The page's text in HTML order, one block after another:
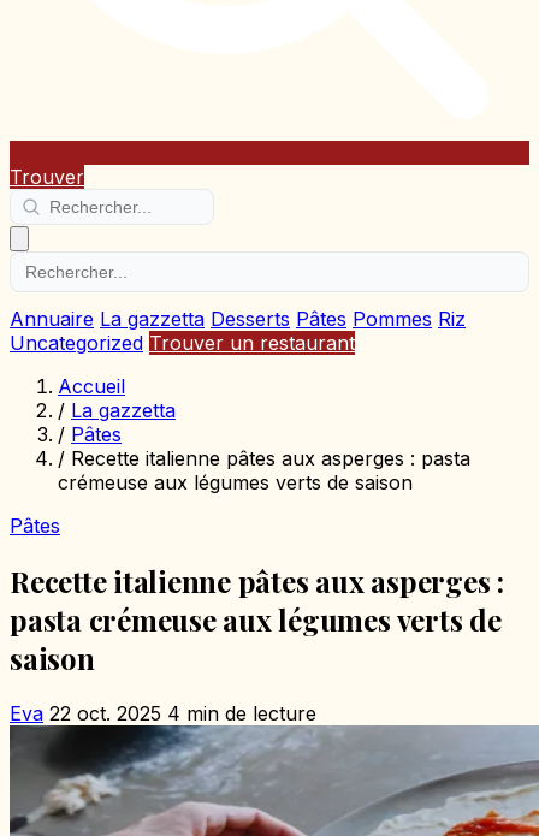
Trouver
Annuaire La gazzetta Desserts Pâtes Pommes Riz
Uncategorized Trouver un restaurant
Accueil
/ La gazzetta
/ Pâtes
/ Recette italienne pâtes aux asperges : pasta
crémeuse aux légumes verts de saison
Pâtes
Recette italienne pâtes aux asperges :
pasta crémeuse aux légumes verts de
saison
Eva 22 oct. 2025 4 min de lecture